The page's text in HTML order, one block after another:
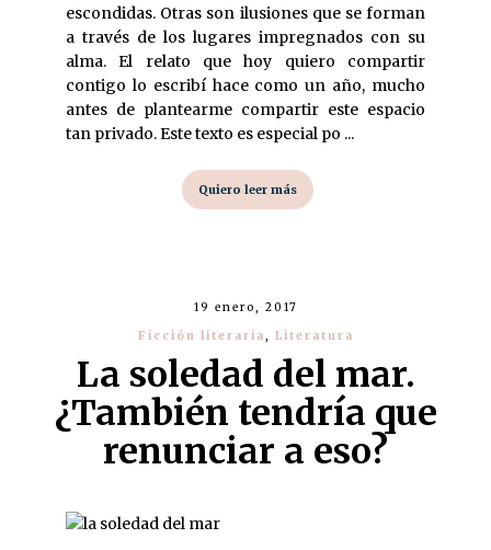
escondidas. Otras son ilusiones que se forman
a través de los lugares impregnados con su
alma. El relato que hoy quiero compartir
contigo lo escribí hace como un año, mucho
antes de plantearme compartir este espacio
tan privado. Este texto es especial po ...
Quiero leer más
19 enero, 2017
Ficción literaria, Literatura
La soledad del mar.
¿También tendría que
renunciar a eso?